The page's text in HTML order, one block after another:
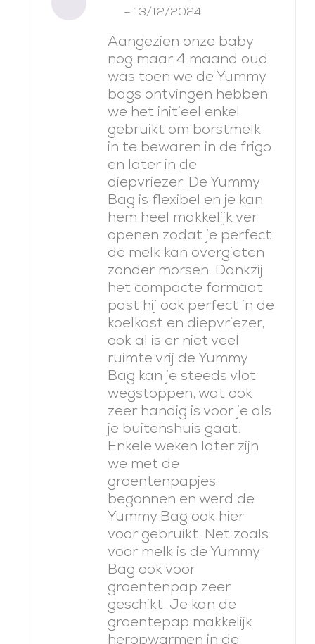
– 13/12/2024
Aangezien onze baby
nog maar 4 maand oud
was toen we de Yummy
bags ontvingen hebben
we het initieel enkel
gebruikt om borstmelk
in te bewaren in de frigo
en later in de
diepvriezer. De Yummy
Bag is flexibel en je kan
hem heel makkelijk ver
openen zodat je perfect
de melk kan overgieten
zonder morsen. Dankzij
het compacte formaat
past hij ook perfect in de
koelkast en diepvriezer,
ook al is er niet veel
ruimte vrij de Yummy
Bag kan je steeds vlot
wegstoppen, wat ook
zeer handig is voor je als
je buitenshuis gaat.
Enkele weken later zijn
we met de
groentenpapjes
begonnen en werd de
Yummy Bag ook hier
voor gebruikt. Net zoals
voor melk is de Yummy
Bag ook voor
groentenpap zeer
geschikt. Je kan de
groentepap makkelijk
heropwarmen in de